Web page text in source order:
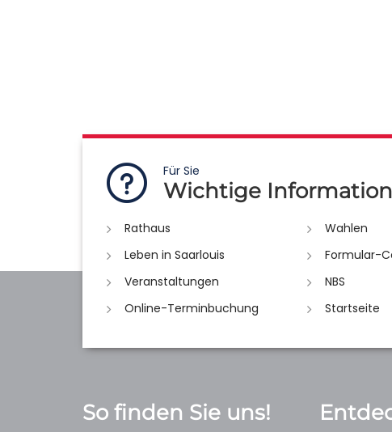
Für Sie
Wichtige
Rathaus
Wahlen
Leben in Saarlouis
Formular-
Veranstaltungen
NBS
Online-Terminbuchung
Startseite
So finden Sie uns!